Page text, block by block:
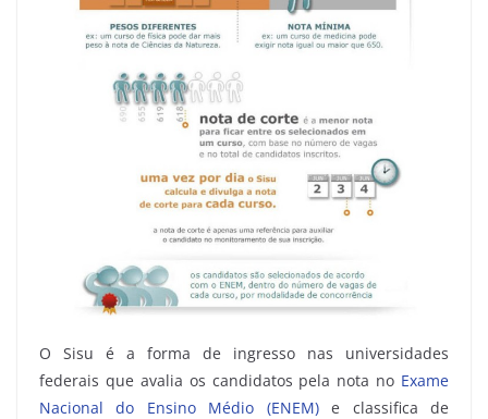
O Sisu é a forma de ingresso nas universidades
federais que avalia os candidatos pela nota no Exame
Nacional do Ensino Médio (ENEM)e classifica de